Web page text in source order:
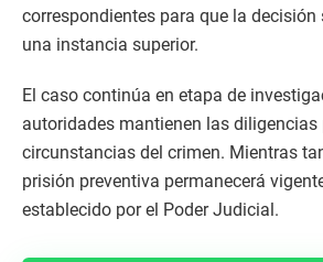
correspondientes para que la decisión
una instancia superior.
El caso continúa en etapa de
autoridades mantienen las diligencias
circunstancias del crimen. Mientras
prisión preventiva permanecerá
establecido por el Poder Judicial.